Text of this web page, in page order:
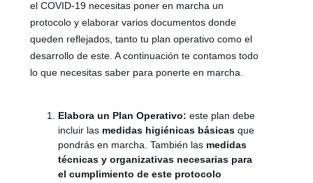
el COVID-19 necesitas poner en marcha un
protocolo y elaborar varios documentos donde
queden reflejados, tanto tu plan operativo como el
desarrollo de este. A continuación te contamos todo
lo que necesitas saber para ponerte en marcha.
Elabora un Plan Operativo:este plan debe
incluir las medidas higiénicas básicas que
pondrás en marcha. También las medidas
técnicas y organizativas necesarias para
el cumplimiento de este protocolo